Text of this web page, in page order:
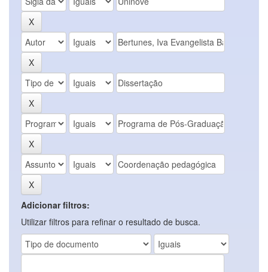
Adicionar filtros:
Utilizar filtros para refinar o resultado de busca.